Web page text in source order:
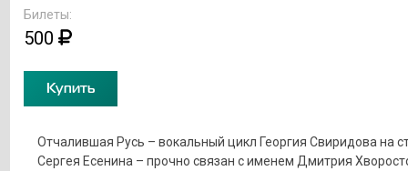
Билеты:
500
Купить
Отчалившая Русь – вокальный цикл Георгия Свиридова на
Сергея Есенина – прочно связан с именем Дмитрия